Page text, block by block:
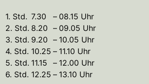
1. Std. 7.30 – 08.15 Uhr
2. Std. 8.20 – 09.05 Uhr
3. Std. 9.20 – 10.05 Uhr
4. Std. 10.25 – 11.10 Uhr
5. Std. 11.15 – 12.00 Uhr
6. Std. 12.25 – 13.10 Uhr